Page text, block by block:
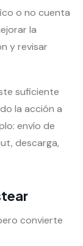
o no cuenta
la
y revisar
suficiente
la acción a
envío de
descarga,
convierte